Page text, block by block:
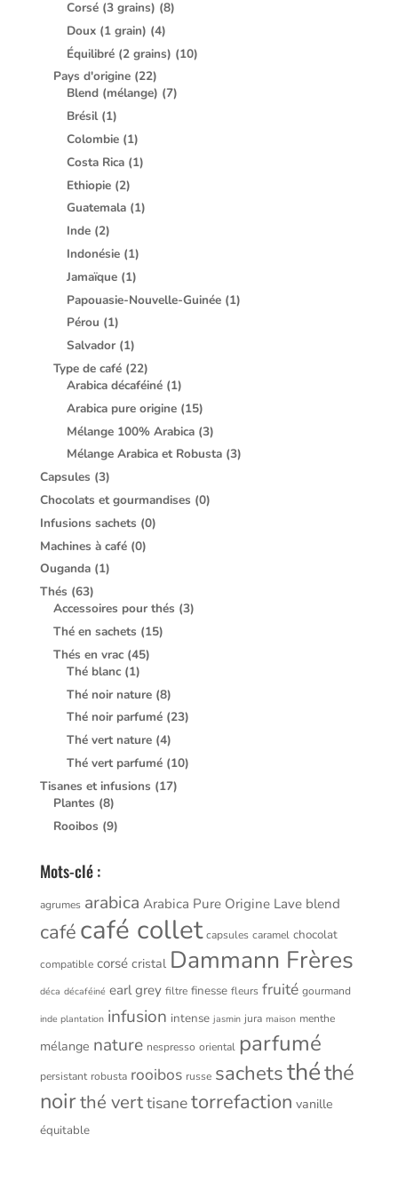
Corsé (3 grains) (8)
Doux (1 grain) (4)
Équilibré (2 grains) (10)
Pays d'origine (22)
Blend (mélange) (7)
Brésil (1)
Colombie (1)
Costa Rica (1)
Ethiopie (2)
Guatemala (1)
Inde (2)
Indonésie (1)
Jamaïque (1)
Papouasie-Nouvelle-Guinée (1)
Pérou (1)
Salvador (1)
Type de café (22)
Arabica décaféiné (1)
Arabica pure origine (15)
Mélange 100% Arabica (3)
Mélange Arabica et Robusta (3)
Capsules (3)
Chocolats et gourmandises (0)
Infusions sachets (0)
Machines à café (0)
Ouganda (1)
Thés (63)
Accessoires pour thés (3)
Thé en sachets (15)
Thés en vrac (45)
Thé blanc (1)
Thé noir nature (8)
Thé noir parfumé (23)
Thé vert nature (4)
Thé vert parfumé (10)
Tisanes et infusions (17)
Plantes (8)
Rooibos (9)
Mots-clé :
agrumes arabica Arabica Pure Origine Lave blend
café café collet capsules caramel chocolat
compatible corsé cristal Dammann Frères
déca décaféiné earl grey filtre finesse fleurs fruité gourmand
inde plantation infusion intense jasmin jura maison menthe
mélange nature nespresso oriental parfumé
persistant robusta rooibos russe sachetsthéthé
noirthé verttisanetorrefaction vanille
équitable